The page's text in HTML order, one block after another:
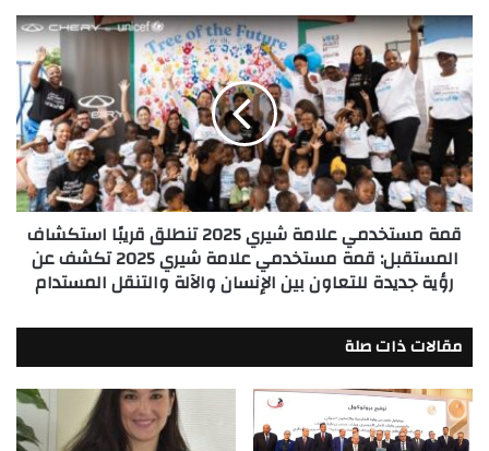
برنامج
تملك
المنازل
قمة
مستخدمي
علامة
شيري
2025
تنطلق
قريبًا
استكشاف
المستقبل:
قمة
مستخدمي
علامة
تكشف
عن
رؤية
جديدة
للتعاون
قمة مستخدمي علامة شيري 2025 تنطلق قريبًا استكشاف
المستقبل: قمة مستخدمي علامة شيري 2025 تكشف عن
رؤية جديدة للتعاون بين الإنسان والآلة والتنقل المستدام
مقالات ذات صلة